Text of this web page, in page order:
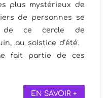
plus mystérieux de
de personnes se
de ce cercle de
au solstice d’été.
fait partie de ces
EN SAVOIR +